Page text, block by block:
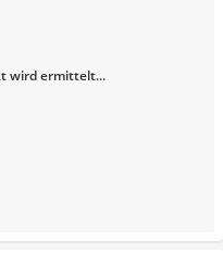
wird ermittelt...